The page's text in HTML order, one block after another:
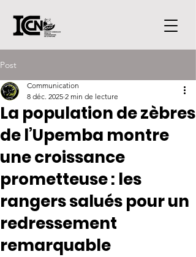
Post
La population de zèbres
de l’Upemba montre
une croissance
prometteuse : les
rangers salués pour un
redressement
remarquable
Communication
8 déc. 2025 2 min de lecture